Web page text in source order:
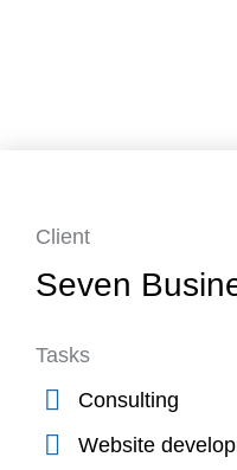
Client
Seven
Tasks
Consulting
Website